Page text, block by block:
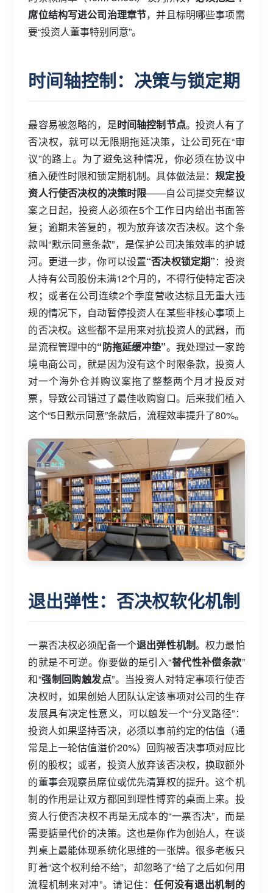
席位结构写进公司治理章节，并且标明哪些事项需
要“投资人董事特别同意”。
时间轴控制：决策与锁定期
最容易被忽略的，是时间轴控制节点。投资人有了
否决权，就可以无限期拖延决策，让公司死在“审
议”的路上。为了避免这种情况，你必须在协议中
植入硬性时限和锁定期机制。具体做法是：规定投
资人行使否决权的决策时限——自公司提交完整议
案之日起，投资人必须在5个工作日内给出书面答
复；逾期未答复的，视为放弃该次否决权。这个条
款叫“默示同意条款”，是保护公司决策效率的护城
河。更进一步，你可以设置“否决权锁定期”：投资
人持有公司股份未满12个月的，不得行使特定否决
权；或者在公司连续2个季度营收达标且无重大违
规的情况下，自动暂停投资人在某些非核心事项上
的否决权。这些都不是用来对抗投资人的武器，而
是流程管理中的“防拖延缓冲垫”。我处理过一家跨
境电商公司，就是因为没有这个时限条款，投资人
对一个海外仓并购议案拖了整整两个月才投反对
票，导致公司错过了最佳收购窗口。后来我们植入
这个“5日默示同意”条款后，流程效率提升了80%。
退出弹性：否决权软化机制
一票否决权必须配备一个退出弹性机制。权力最怕
的就是不可逆。你要做的是引入“替代性补偿条款”
和“强制回购触发点”。当投资人对特定事项行使否
决权时，如果创始人团队认定该事项对公司的生存
发展具有决定性意义，可以触发一个“分叉路径”：
投资人如果坚持否决，必须以事前约定的估值（通
常是上一轮估值溢价20%）回购被否决事项对应比
例的股权；或者，投资人放弃该否决权，换取额外
的董事会观察员席位或优先清算权的提升。这个机
制的作用是让双方都回到理性博弈的桌面上来。投
资人行使否决权不再是无成本的“一票否决”，而是
需要掂量代价的决策。这也是你作为创始人，在谈
判桌上最能体现系统化思维的一张牌。很多老板只
盯着“这个权利给不给”，却忽略了“给了之后如何用
流程机制来对冲”。请记住：任何没有退出机制的